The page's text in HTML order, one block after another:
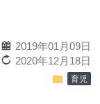
calendar 2019年01月09日
reload 2020年12月18日
folder 育児